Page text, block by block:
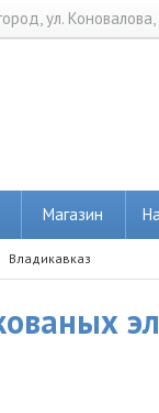
ул.
Магазин
Владикавказ